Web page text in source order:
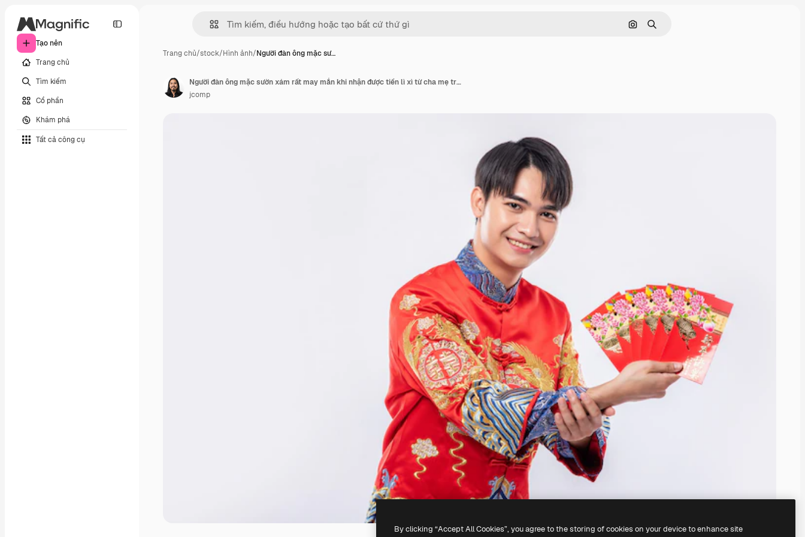
Tạo nên
Trang chủ
Tìm kiếm
Cổ phần
Khám phá
Tất cả công cụ
Tìm kiếm bằng hình ảnh
Tìm kiếm
Trang chủ/stock/Hình ảnh/Người đàn ông mặc sư…
Người đàn ông mặc sườn xám rất may mắn khi nhận được tiền lì xì từ cha mẹ trong ngày truyền thống
jcomp
By clicking “Accept All Cookies”, you agree to the storing of cookies on your device to enhance site